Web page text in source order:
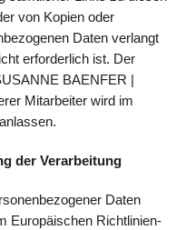
von Kopien oder
Daten verlangt
erforderlich ist. Der
BAENFER |
Mitarbeiter wird im
der Verarbeitung
Daten
Europäischen Richtlinien-